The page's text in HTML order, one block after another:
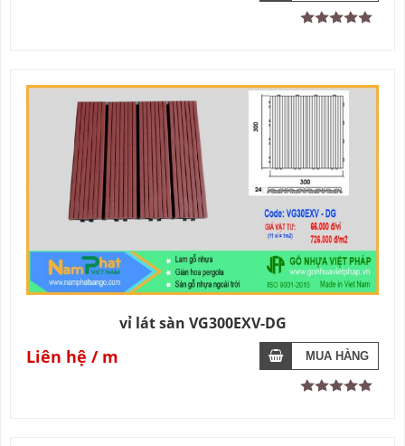
vỉ lát sàn VG300EXV-DG
Liên hệ